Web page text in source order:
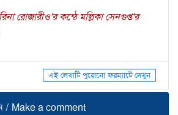
রোজারীও'র কন্ঠে মল্লিকা সেনগুপ্ত'র
এই লেখাটি পুরোনো ফরম্যাটে দেখুন
/ Make a comment